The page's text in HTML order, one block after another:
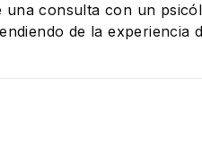
una consulta con un
de la experiencia